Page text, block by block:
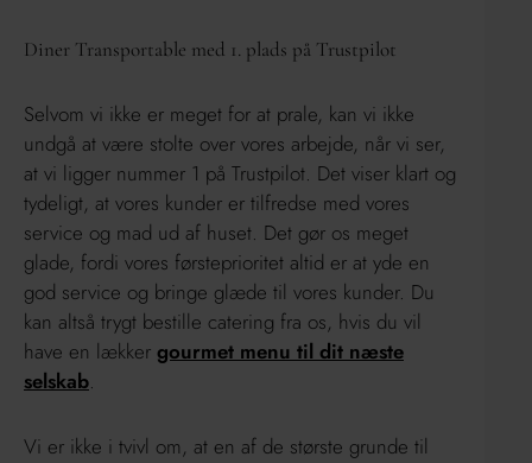
Diner Transportable med 1. plads på Trustpilot
Selvom vi ikke er meget for at prale, kan vi ikke
undgå at være stolte over vores arbejde, når vi ser,
at vi ligger nummer 1 på Trustpilot. Det viser klart og
tydeligt, at vores kunder er tilfredse med vores
service og mad ud af huset. Det gør os meget
glade, fordi vores førsteprioritet altid er at yde en
god service og bringe glæde til vores kunder. Du
kan altså trygt bestille catering fra os, hvis du vil
have en lækker gourmet menu til dit næste
selskab.
Vi er ikke i tvivl om, at en af de største grunde til